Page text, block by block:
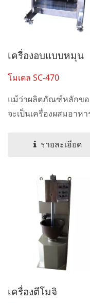
เครื่องอบแบบหมุน
โมเดล SC-470
แม้ว่าผลิตภัณฑ์หลักขอ
จะเป็นเครื่องผสมอาหา
รายละเอียด
เครื่องตีโมจิ